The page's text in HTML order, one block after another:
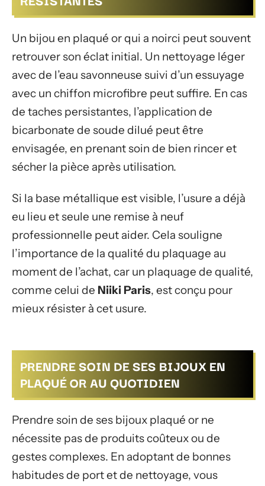
Un bijou en plaqué or qui a noirci peut souvent
retrouver son éclat initial. Un nettoyage léger
avec de l’eau savonneuse suivi d’un essuyage
avec un chiffon microfibre peut suffire. En cas
de taches persistantes, l’application de
bicarbonate de soude dilué peut être
envisagée, en prenant soin de bien rincer et
sécher la pièce après utilisation.
Si la base métallique est visible, l’usure a déjà
eu lieu et seule une remise à neuf
professionnelle peut aider. Cela souligne
l’importance de la qualité du plaquage au
moment de l’achat, car un plaquage de qualité,
comme celui de Niiki Paris, est conçu pour
mieux résister à cet usure.
PRENDRE SOIN DE SES BIJOUX EN
PLAQUÉ OR AU QUOTIDIEN
Prendre soin de ses bijoux plaqué or ne
nécessite pas de produits coûteux ou de
gestes complexes. En adoptant de bonnes
habitudes de port et de nettoyage, vous